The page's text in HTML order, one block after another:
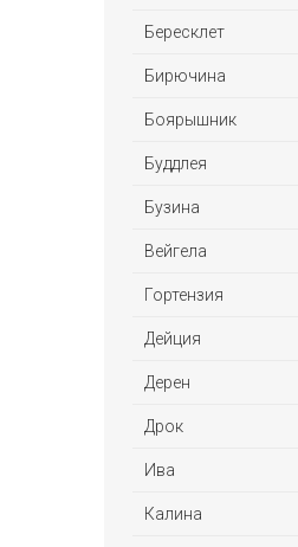
Бересклет
Бирючина
Боярышник
Буддлея
Бузина
Вейгела
Гортензия
Дейция
Дерен
Дрок
Ива
Калина